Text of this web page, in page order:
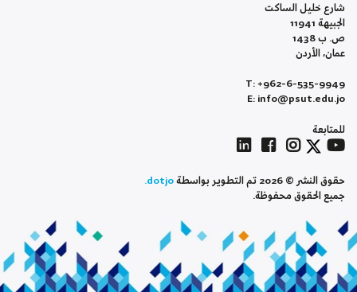
شارع خليل الساكت
الجبيهة 11941
ص. ب 1438
عمان، الأردن
T: +962-6-535-9949
E: info@psut.edu.jo
للمتابعة
حقوق النشر © 2026 تم التطوير بواسطة
dotjo.
جميع الحقوق محفوظة.